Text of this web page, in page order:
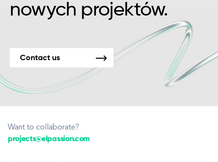
nowych projektów.
Contact us
Want to collaborate?
projects@elpassion.com